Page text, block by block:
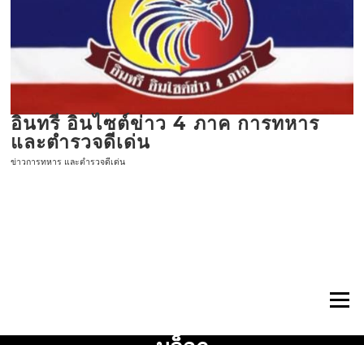
อินทรี อินไซต์ข่าว 4 ภาค การทหาร
และตำรวจดีเด่น
ข่าวการทหาร และตำรวจดีเด่น
เมนู